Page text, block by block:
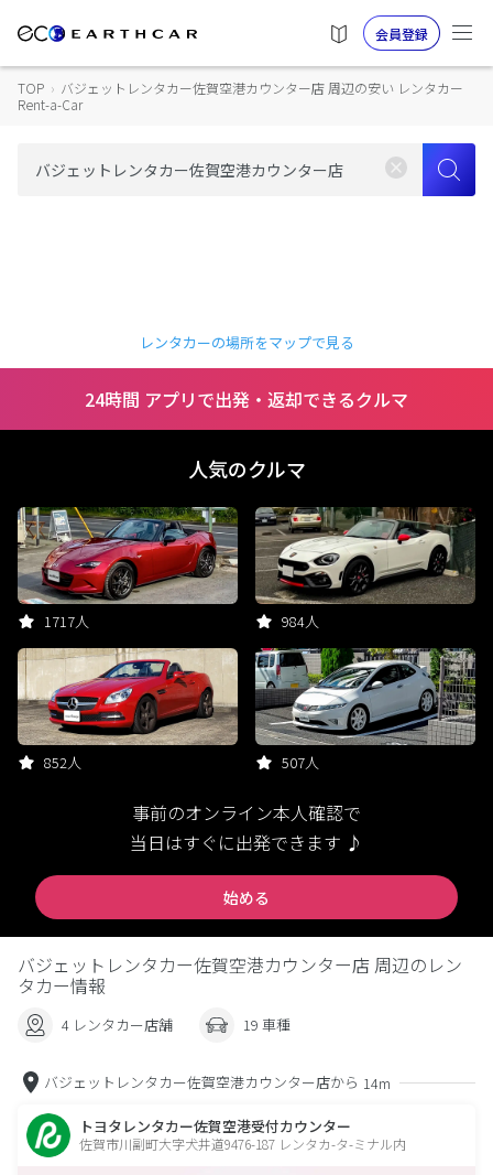
会員登録
TOP › バジェットレンタカー佐賀空港カウンター店 周辺の安い レンタカー
Rent-a-Car
レンタカーの場所をマップで見る
24時間 アプリで出発・返却できるクルマ
人気のクルマ
1717人 984人
852人 507人
事前のオンライン本人確認で
当日はすぐに出発できます ♪
始める
バジェットレンタカー佐賀空港カウンター店 周辺のレン
タカー情報
4 レンタカー店舗 19 車種
バジェットレンタカー佐賀空港カウンター店から 14m
トヨタレンタカー佐賀空港受付カウンター
佐賀市川副町大字犬井道9476-187 レンタカ-タ-ミナル内